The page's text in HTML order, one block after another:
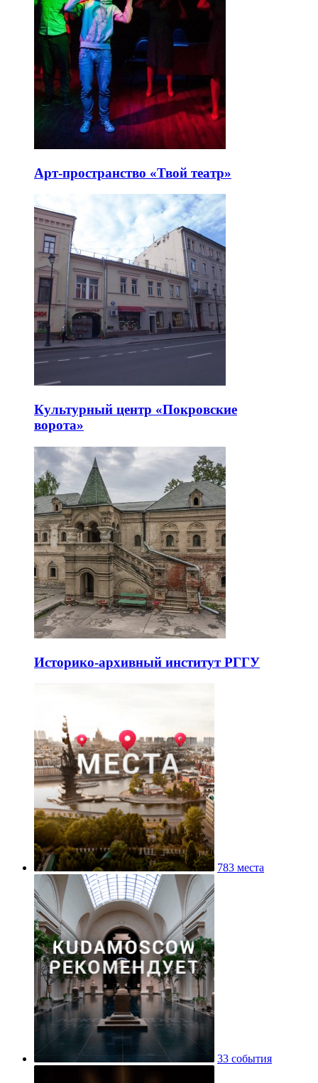
Арт-пространство «Твой театр»
Культурный центр «Покровские
ворота»
Историко-архивный институт РГГУ
783 места
33 события